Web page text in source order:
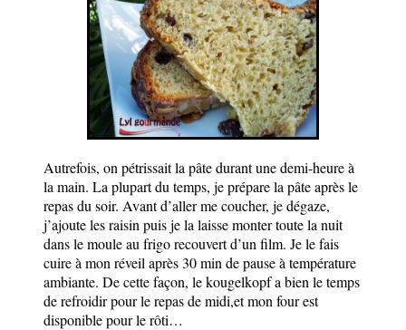
Autrefois, on pétrissait la pâte durant une demi-heure à
la main. La plupart du temps, je prépare la pâte après le
repas du soir. Avant d’aller me coucher, je dégaze,
j’ajoute les raisin puis je la laisse monter toute la nuit
dans le moule au frigo recouvert d’un film. Je le fais
cuire à mon réveil après 30 min de pause à température
ambiante. De cette façon, le kougelkopf a bien le temps
de refroidir pour le repas de midi,et mon four est
disponible pour le rôti…